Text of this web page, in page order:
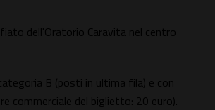
dell'Oratorio Caravita nel centro
B (posti in ultima fila) e con
commerciale del biglietto: 20 euro).